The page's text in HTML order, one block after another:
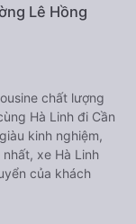
Lê Hồng
chất lượng
Hà Linh đi Cần
kinh nghiệm,
xe Hà Linh
của khách